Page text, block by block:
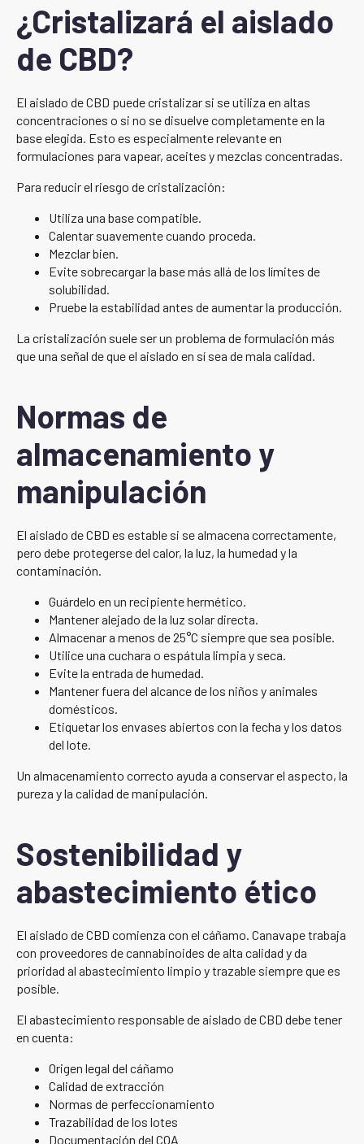
¿Cristalizará el aislado
de CBD?
El aislado de CBD puede cristalizar si se utiliza en altas
concentraciones o si no se disuelve completamente en la
base elegida. Esto es especialmente relevante en
formulaciones para vapear, aceites y mezclas concentradas.
Para reducir el riesgo de cristalización:
Utiliza una base compatible.
Calentar suavemente cuando proceda.
Mezclar bien.
Evite sobrecargar la base más allá de los límites de
solubilidad.
Pruebe la estabilidad antes de aumentar la producción.
La cristalización suele ser un problema de formulación más
que una señal de que el aislado en sí sea de mala calidad.
Normas de
almacenamiento y
manipulación
El aislado de CBD es estable si se almacena correctamente,
pero debe protegerse del calor, la luz, la humedad y la
contaminación.
Guárdelo en un recipiente hermético.
Mantener alejado de la luz solar directa.
Almacenar a menos de 25°C siempre que sea posible.
Utilice una cuchara o espátula limpia y seca.
Evite la entrada de humedad.
Mantener fuera del alcance de los niños y animales
domésticos.
Etiquetar los envases abiertos con la fecha y los datos
del lote.
Un almacenamiento correcto ayuda a conservar el aspecto, la
pureza y la calidad de manipulación.
Sostenibilidad y
abastecimiento ético
El aislado de CBD comienza con el cáñamo. Canavape trabaja
con proveedores de cannabinoides de alta calidad y da
prioridad al abastecimiento limpio y trazable siempre que es
posible.
El abastecimiento responsable de aislado de CBD debe tener
en cuenta:
Origen legal del cáñamo
Calidad de extracción
Normas de perfeccionamiento
Trazabilidad de los lotes
Documentación del COA